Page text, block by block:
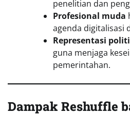
penelitian dan
Profesional muda
agenda digitalisasi
Representasi
guna menjaga
pemerintahan.
Dampak Reshuffle